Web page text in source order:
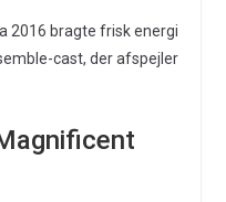
2016 bragte frisk energi
cast, der afspejler